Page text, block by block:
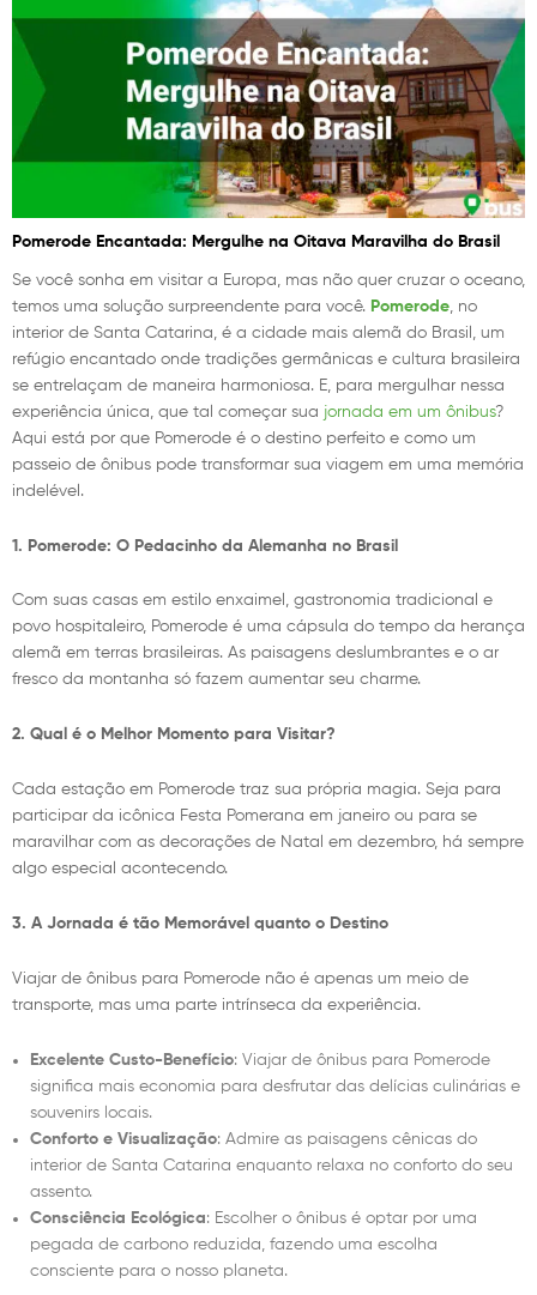
Pomerode Encantada: Mergulhe na Oitava Maravilha do Brasil
Se você sonha em visitar a Europa, mas não quer cruzar o oceano,
temos uma solução surpreendente para você. Pomerode , no
interior de Santa Catarina, é a cidade mais alemã do Brasil, um
refúgio encantado onde tradições germânicas e cultura brasileira
se entrelaçam de maneira harmoniosa. E, para mergulhar nessa
experiência única, que tal começar sua jornada em um ônibus?
Aqui está por que Pomerode é o destino perfeito e como um
passeio de ônibus pode transformar sua viagem em uma memória
indelével.
1. Pomerode: O Pedacinho da Alemanha no Brasil
Com suas casas em estilo enxaimel, gastronomia tradicional e
povo hospitaleiro, Pomerode é uma cápsula do tempo da herança
alemã em terras brasileiras. As paisagens deslumbrantes e o ar
fresco da montanha só fazem aumentar seu charme.
2. Qual é o Melhor Momento para Visitar?
Cada estação em Pomerode traz sua própria magia. Seja para
participar da icônica Festa Pomerana em janeiro ou para se
maravilhar com as decorações de Natal em dezembro, há sempre
algo especial acontecendo.
3. A Jornada é tão Memorável quanto o Destino
Viajar de ônibus para Pomerode não é apenas um meio de
transporte, mas uma parte intrínseca da experiência.
Excelente Custo-Benefício: Viajar de ônibus para Pomerode
significa mais economia para desfrutar das delícias culinárias e
souvenirs locais.
Conforto e Visualização: Admire as paisagens cênicas do
interior de Santa Catarina enquanto relaxa no conforto do seu
assento.
Consciência Ecológica: Escolher o ônibus é optar por uma
pegada de carbono reduzida, fazendo uma escolha
consciente para o nosso planeta.